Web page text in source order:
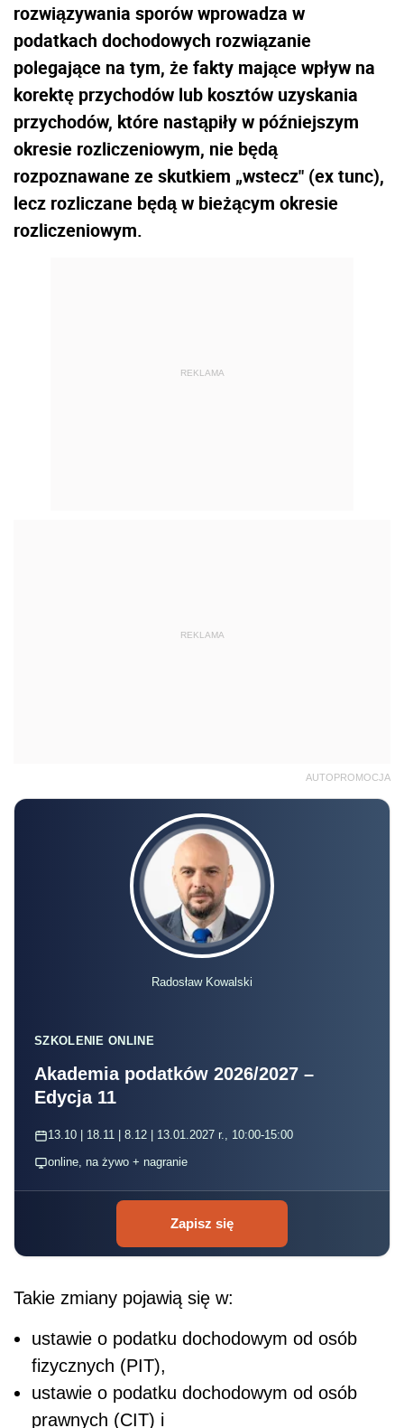
rozwiązywania sporów wprowadza w
podatkach dochodowych rozwiązanie
polegające na tym, że fakty mające wpływ na
korektę przychodów lub kosztów uzyskania
przychodów, które nastąpiły w późniejszym
okresie rozliczeniowym, nie będą
rozpoznawane ze skutkiem „wstecz" (ex tunc),
lecz rozliczane będą w bieżącym okresie
rozliczeniowym.
REKLAMA
REKLAMA
AUTOPROMOCJA
Radosław Kowalski
SZKOLENIE ONLINE
Akademia podatków 2026/2027 –
Edycja 11
13.10 | 18.11 | 8.12 | 13.01.2027 r., 10:00-15:00
online, na żywo + nagranie
Zapisz się
Takie zmiany pojawią się w:
ustawie o podatku dochodowym od osób
fizycznych (PIT),
ustawie o podatku dochodowym od osób
prawnych (CIT) i